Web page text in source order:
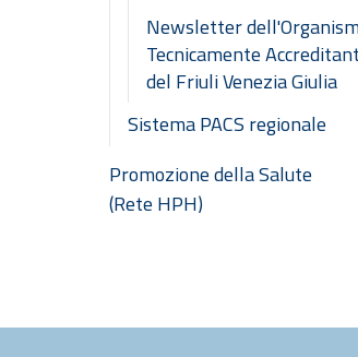
Newsletter
Tecnicamente
del Friuli Venezia Giulia
Sistema PACS regionale
Promozione della Salute
(Rete HPH)